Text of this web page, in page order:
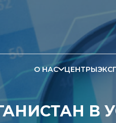
О НАС ЦЕНТРЫ
В